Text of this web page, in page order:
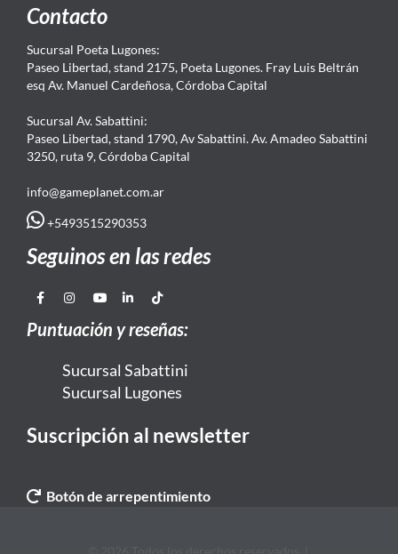
Contacto
Sucursal Poeta Lugones:
Paseo Libertad, stand 2175, Poeta Lugones. Fray Luis Beltrán
esq Av. Manuel Cardeñosa, Córdoba Capital
Sucursal Av. Sabattini:
Paseo Libertad, stand 1790, Av Sabattini. Av. Amadeo Sabattini
3250, ruta 9, Córdoba Capital
info@gameplanet.com.ar
+5493515290353
Seguinos en las redes
Puntuación y reseñas:
Sucursal Sabattini
Sucursal Lugones
Suscripción al newsletter
Botón de arrepentimiento